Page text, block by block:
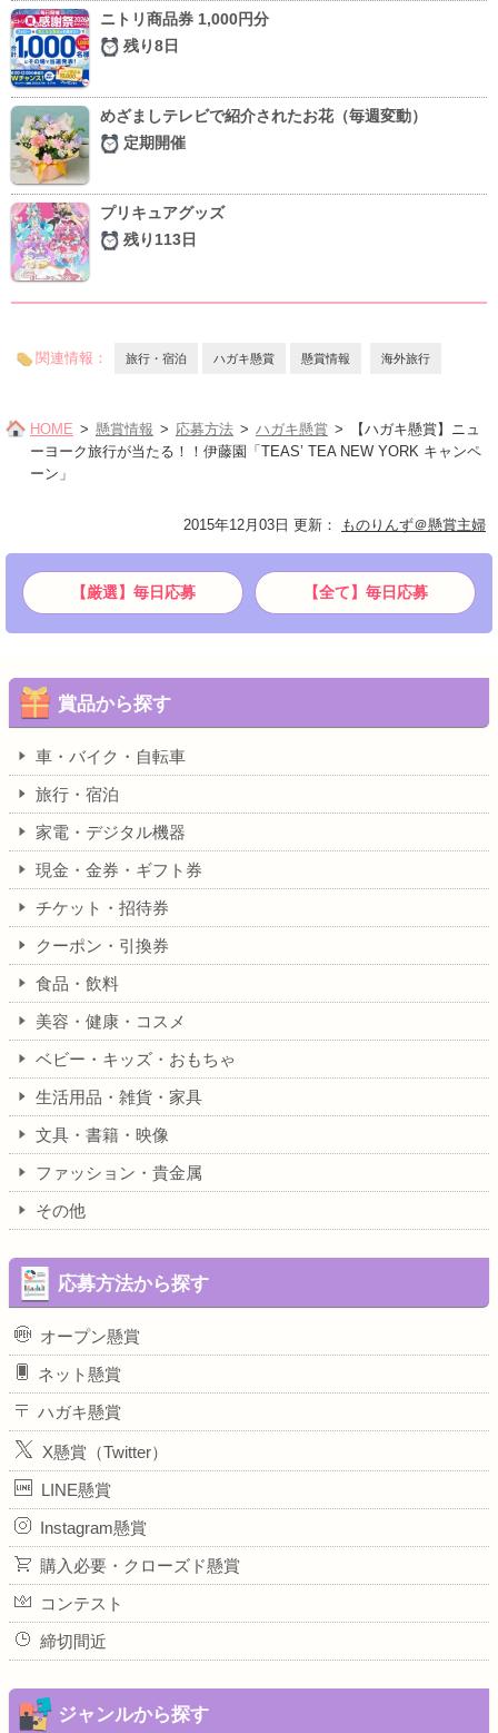
ニトリ商品券 1,000円分
残り8日
めざましテレビで紹介されたお花（毎週変動）
定期開催
プリキュアグッズ
残り113日
関連情報： 旅行・宿泊 ハガキ懸賞 懸賞情報 海外旅行
HOME 懸賞情報 応募方法 ハガキ懸賞
【ハガキ懸賞】ニュ
ーヨーク旅行が当たる！！伊藤園「TEAS’ TEA NEW YORK キャンペ
ーン」
2015年12月03日 更新 ： ものりんず＠懸賞主婦
【厳選】毎日応募 【全て】毎日応募
賞品から探す
車・バイク・自転車
旅行・宿泊
家電・デジタル機器
現金・金券・ギフト券
チケット・招待券
クーポン・引換券
食品・飲料
美容・健康・コスメ
ベビー・キッズ・おもちゃ
生活用品・雑貨・家具
文具・書籍・映像
ファッション・貴金属
その他
応募方法から探す
オープン懸賞
ネット懸賞
ハガキ懸賞
X懸賞（Twitter）
LINE懸賞
Instagram懸賞
購入必要・クローズド懸賞
コンテスト
締切間近
ジャンルから探す